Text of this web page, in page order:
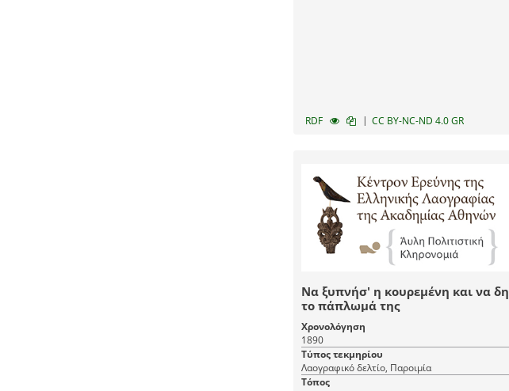
RDF | CC BY-NC-ND 4.0 GR
Να ξυπνήσ' η κουρεμένη και να δη
το πάπλωμά της
Χρονολόγηση
1890
Τύπος τεκμηρίου
Λαογραφικό δελτίο, Παροιμία
Τόπος